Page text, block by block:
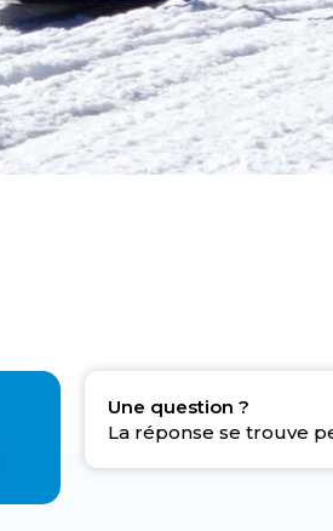
Une question ?
La réponse se trouve